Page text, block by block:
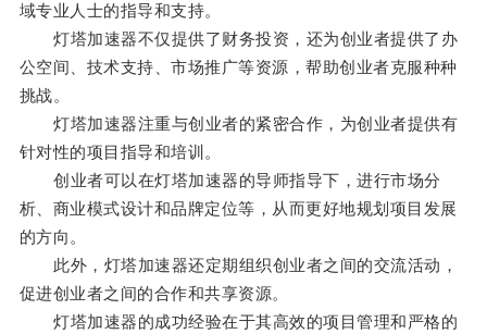
域专业人士的指导和支持。
灯塔加速器不仅提供了财务投资，还为创业者提供了办
公空间、技术支持、市场推广等资源，帮助创业者克服种种
挑战。
灯塔加速器注重与创业者的紧密合作，为创业者提供有
针对性的项目指导和培训。
创业者可以在灯塔加速器的导师指导下，进行市场分
析、商业模式设计和品牌定位等，从而更好地规划项目发展
的方向。
此外，灯塔加速器还定期组织创业者之间的交流活动，
促进创业者之间的合作和共享资源。
灯塔加速器的成功经验在于其高效的项目管理和严格的